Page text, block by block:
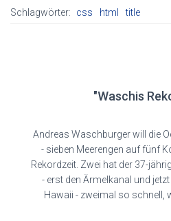
Schlagwörter: css html title
"Waschis
Andreas Waschburger will die
- sieben Meerengen auf fünf
Rekordzeit. Zwei hat der 37-
- erst den Ärmelkanal und
Hawaii - zweimal so schnell,